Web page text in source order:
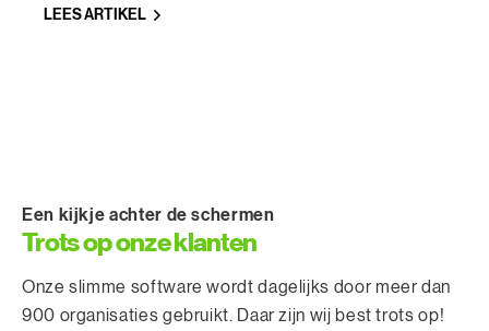
LEES ARTIKEL
Een kijkje achter de schermen
Trots op onze klanten
Onze slimme software wordt dagelijks door meer dan
900 organisaties gebruikt. Daar zijn wij best trots op!